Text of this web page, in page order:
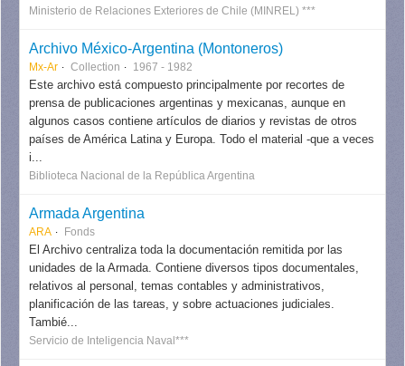
Ministerio de Relaciones Exteriores de Chile (MINREL) ***
Archivo México-Argentina (Montoneros)
Mx-Ar Collection 1967 - 1982
Este archivo está compuesto principalmente por recortes de
prensa de publicaciones argentinas y mexicanas, aunque en
algunos casos contiene artículos de diarios y revistas de otros
países de América Latina y Europa. Todo el material -que a veces
i...
Biblioteca Nacional de la República Argentina
Armada Argentina
ARA Fonds
El Archivo centraliza toda la documentación remitida por las
unidades de la Armada. Contiene diversos tipos documentales,
relativos al personal, temas contables y administrativos,
planificación de las tareas, y sobre actuaciones judiciales.
Tambié...
Servicio de Inteligencia Naval***